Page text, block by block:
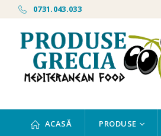
0731.043.033
ACASĂ PRODUSE